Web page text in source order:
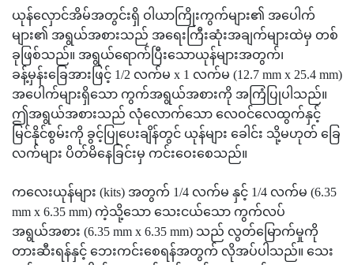
ယုန်လှောင်အိမ်အတွင်းရှိ ဝါယာကြိုးကွက်များ၏ အပေါက်
များ၏ အရွယ်အစားသည် အရေးကြီးဆုံးအချက်များထဲမှ တစ်
ခုဖြစ်သည်။ အရွယ်ရောက်ပြီးသောယုန်များအတွက်၊
ခန့်မှန်းခြေအားဖြင့် 1/2 လက်မ x 1 လက်မ (12.7 mm x 25.4 mm)
အပေါက်များရှိသော ကွက်အရွယ်အစားကို အကြံပြုပါသည်။
ဤအရွယ်အစားသည် လုံလောက်သော လေဝင်လေထွက်နှင့်
မြင်နိုင်စွမ်းကို ခွင့်ပြုပေးချိန်တွင် ယုန်များ ခေါင်း သို့မဟုတ် ခြေ
လက်များ ပိတ်မိနေခြင်းမှ ကင်းဝေးစေသည်။
ကလေးယုန်များ (kits) အတွက် 1/4 လက်မ နှင့် 1/4 လက်မ (6.35
mm x 6.35 mm) ကဲ့သို့သော သေးငယ်သော ကွက်လပ်
အရွယ်အစား (6.35 mm x 6.35 mm) သည် လွတ်မြောက်မှုကို
တားဆီးရန်နှင့် ဘေးကင်းစေရန်အတွက် လိုအပ်ပါသည်။ သေး